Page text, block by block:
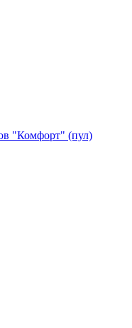
"Комфорт" (пул)